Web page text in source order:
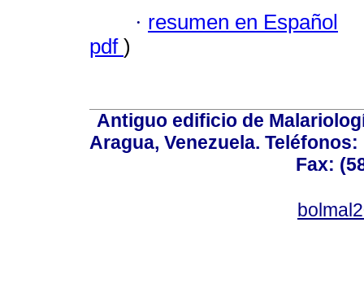
· resumen en Español
pdf )
Antiguo edificio de
Aragua, Venezuela. Teléfonos:
Fax: